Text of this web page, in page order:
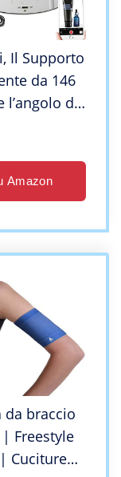
Il Supporto
da 146
l’angolo di
e la
Amazon
da braccio
Freestyle
Cuciture